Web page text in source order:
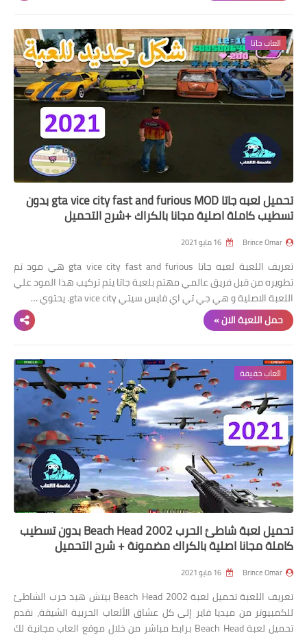
العاب جاتا
تحميل لعبه جاتا gta vice city fast and furious MOD بدون
تسطيب كاملة اصلية مجانا بالكراك +شرح التحميل
Brince Omar
تعريف اللعبة لعبه جاتا gta vice city fast and furious هي مود تم
تطويره من قبل فريق عالمي مهتم بلعبة جاتا يتم تركيب هذا المود علي
اللعبة الاصلية و هي جي تي اي فايس سيتي gta vice city. يحتوي …
حمل اللعبة الان »
العاب خفيفة
تحميل لعبة شاطئ الحرب Beach Head 2002 بدون تسطيب
كاملة مجانا اصلية بالكراك مضمونة + شرح التحميل
Brince Omar
تعريف اللعبة تحميل لعبة Beach Head 2002 بيتش هيد حرب الشاطئ
للكمبيوتر من ميديا فاير إلى كل عشاق الألعاب الحربية الشيقة، نقدم
تحميل لعبة Beach Head برابط مباشر من خلال موقع العاب مجانية لك